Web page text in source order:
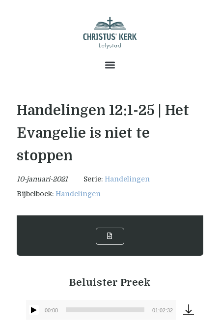
Handelingen 12:1-25 | Het
Evangelie is niet te
stoppen
10-januari-2021 Serie: Handelingen
Bijbelboek: Handelingen
Beluister Preek
00:00 01:02:32